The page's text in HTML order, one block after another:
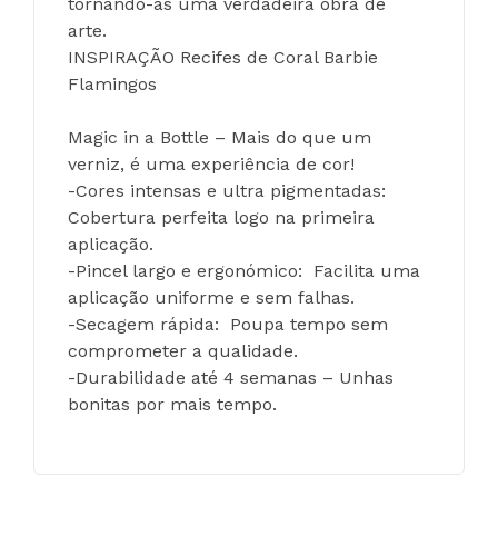
tornando-as uma verdadeira obra de
arte.
INSPIRAÇÃO Recifes de Coral Barbie
Flamingos
Magic in a Bottle – Mais do que um
verniz, é uma experiência de cor!
-Cores intensas e ultra pigmentadas:
Cobertura perfeita logo na primeira
aplicação.
-Pincel largo e ergonómico:  Facilita uma
aplicação uniforme e sem falhas.
-Secagem rápida:  Poupa tempo sem
comprometer a qualidade.
-Durabilidade até 4 semanas – Unhas
bonitas por mais tempo.